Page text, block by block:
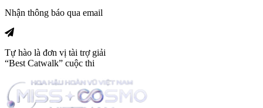
Nhận thông báo qua email
Tự hào là đơn vị tài trợ giải
“Best Catwalk” cuộc thi